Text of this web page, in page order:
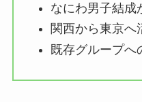
なにわ男子結成
関西から東京へ
既存グループへ